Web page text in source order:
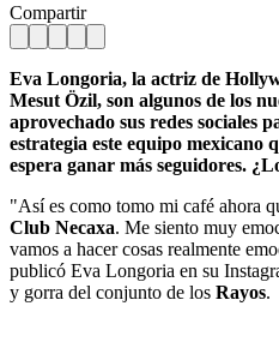
Compartir
Eva Longoria, la actriz de
Mesut Özil, son algunos de los
aprovechado sus redes sociales
estrategia este equipo mexicano
espera ganar más seguidores.
"Así es como tomo mi café ahora
Club Necaxa. Me siento muy
vamos a hacer cosas realmente
publicó Eva Longoria en su
y gorra del conjunto de los Rayos.